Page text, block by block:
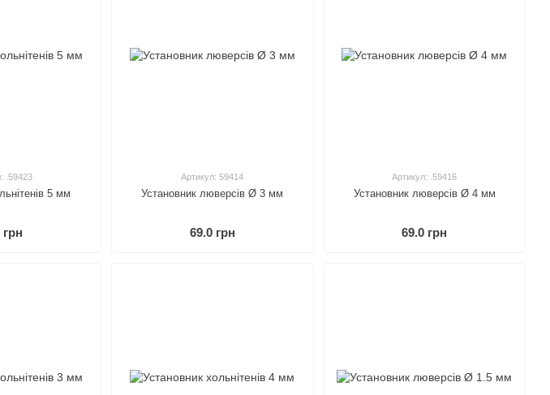
.59423
5 мм
грн
Артикул: 59414
Установник люверсів Ø 3 мм
69.0 грн
Артикул: .59416
Установник люверсів Ø 4 мм
69.0 грн